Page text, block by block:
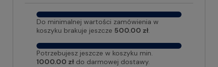
Do minimalnej wartości zamówienia w
koszyku brakuje jeszcze 500.00 zł.
Potrzebujesz jeszcze w koszyku min.
1000.00 zł do darmowej dostawy.